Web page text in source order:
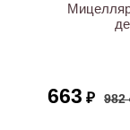
663 ₽ 982